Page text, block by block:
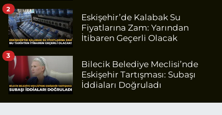
Eskişehir’de Kalabak Su
Fiyatlarına Zam: Yarından
İtibaren Geçerli Olacak
2
Bilecik Belediye Meclisi’nde
Eskişehir Tartışması: Subaşı
İddiaları Doğruladı
3